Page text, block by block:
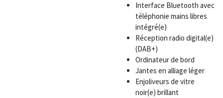
Interface Bluetooth avec
téléphonie mains libres
intégré(e)
Réception radio digital(e)
(DAB+)
Ordinateur de bord
Jantes en alliage léger
Enjoliveurs de vitre
noir(e) brillant